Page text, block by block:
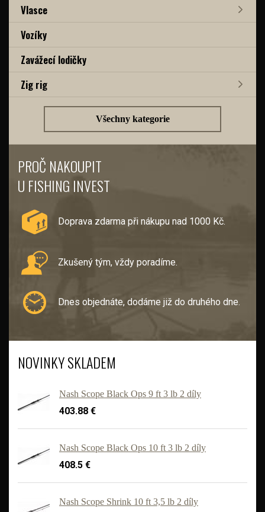
Vlasce
Vozíky
Zavážecí lodičky
Zig rig
Všechny kategorie
PROČ NAKOUPIT
U FISHING INVEST
Doprava zdarma při nákupu nad 1000 Kč.
Zkušený tým, vždy poradíme.
Dnes objednáte, dodáme již do druhého dne.
NOVINKY SKLADEM
Nash Scope Black Ops 9 ft 3 lb 2 díly
403.88 €
Nash Scope Black Ops 10 ft 3 lb 2 díly
408.5 €
Nash Scope Shrink 10 ft 3,5 lb 2 díly